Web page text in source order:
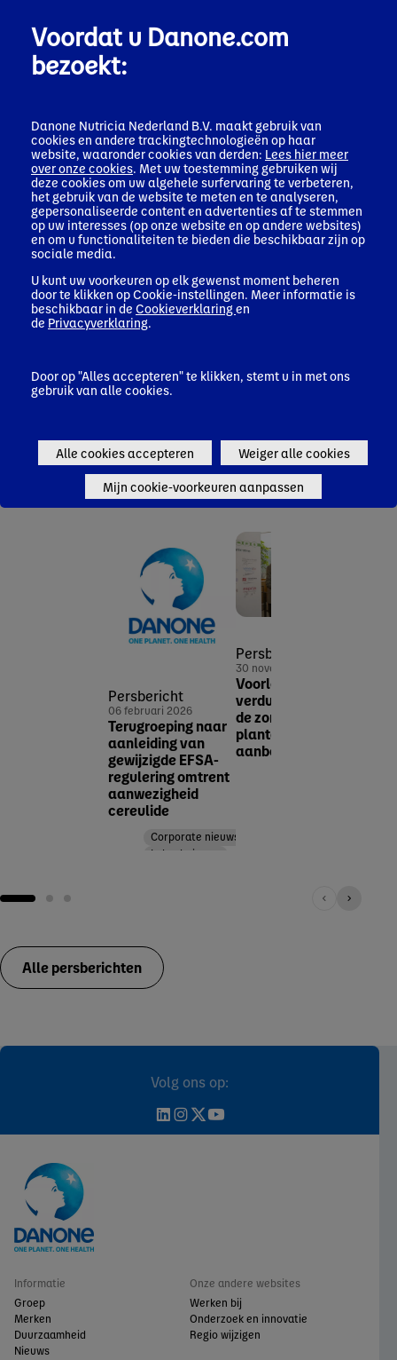
2006 startte.
Danone Impact Journey
positieve bijdrage te leveren aan gezondheid via voeding,
natuurbehoud en herstel en het zorgen voor mensen en
gemeenschappen. Binnen die domeinen zijn concrete
doelen gesteld voor 2025 en 2030, terug te vinden in
Danone Impact Journey. B Corp certificering is één van
die doelen.
Bekijk het B Corp certificaat van Danone Nutricia
Nederland B.V. hierDanone Nutricia Nederland BV –
Certified B Corporation – B Lab Global
Persberichten
Persbericht
06 februari 2026
Terugroeping naar
aanleiding van
gewijzigde EFSA-
regulering omtrent
aanwezigheid
cereulide
Corporate nieuws
Lokaal nieuws
Persbericht
30 november 2025
Voorloper in
verduurzaming van
de zorg: meer
plantaardig
aanbod bij Nutricia
Alle persberichten
Volg ons op:
Informatie
Groep
Merken
Duurzaamheid
Nieuws
Onze andere websites
Werken bij
Onderzoek en innovatie
Regio wijzigen
Voordat u Danone.com
bezoekt:
Danone Nutricia Nederland B.V. maakt gebruik van
cookies en andere trackingtechnologieën op haar
website, waaronder cookies van derden: Lees hier meer
over onze cookies. Met uw toestemming gebruiken wij
deze cookies om uw algehele surfervaring te verbeteren,
het gebruik van de website te meten en te analyseren,
gepersonaliseerde content en advertenties af te stemmen
op uw interesses (op onze website en op andere websites)
en om u functionaliteiten te bieden die beschikbaar zijn op
sociale media.
U kunt uw voorkeuren op elk gewenst moment beheren
door te klikken op Cookie-instellingen. Meer informatie is
beschikbaar in de Cookieverklaring en
de Privacyverklaring.
Door op "Alles accepteren" te klikken, stemt u in met ons
gebruik van alle cookies.
Alle cookies accepteren Weiger alle cookies
Mijn cookie-voorkeuren aanpassen